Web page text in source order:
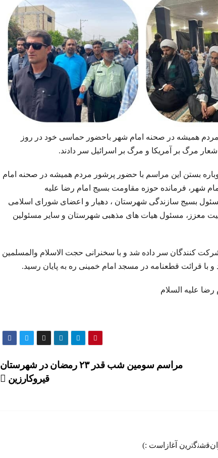
همیشه در صحنه امام شهر باحضور حماسی خود در روز
مرگ بر آمریکا و مرگ بر اسرائیل سر دادند.
بستن این مراسم با حضور پرشور مردم همیشه در صحنه امام
شهر، فرمانده حوزه مقاومت بسیج امام رضا علیه
مسئول بسیج سازندگی شهرستان ، دهیار و اعضای شورای اسلامی
معزز، مسئول هیات های مذهبی شهرستان و سایر مسئولین
کنندگان سر داده شد و با سخنرانی حجت الاسلام والمسلمین
با قرائت قطعنامه در مسجد امام خمینی ره به پایان رسید.
علیه السلام
مراسم سومین شب قدر ۲۳ رمضان در شهرستان
قیروکارزین
آغ‍‌ازاس‍‌ت :)️